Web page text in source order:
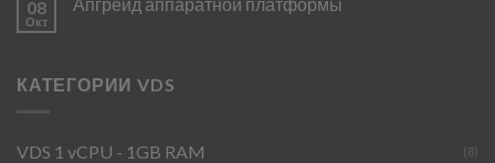
08
Окт
КАТЕГОРИИ VDS
VDS 1 vCPU - 1GB RAM (8)